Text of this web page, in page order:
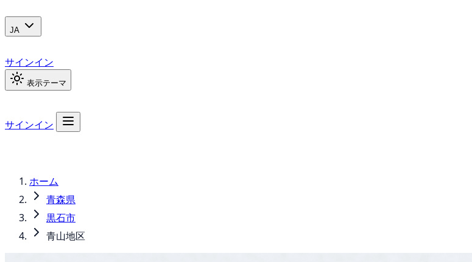
JA
サインイン
表示テーマ
サインイン
ホーム
青森県
黒石市
青山地区